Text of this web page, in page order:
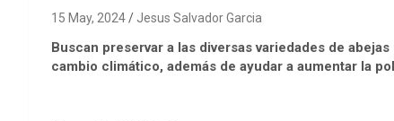
15 May, 2024 Jesus Salvador Garcia
Buscan preservar a las diversas variedades de
cambio climático, además de ayudar a aumentar la